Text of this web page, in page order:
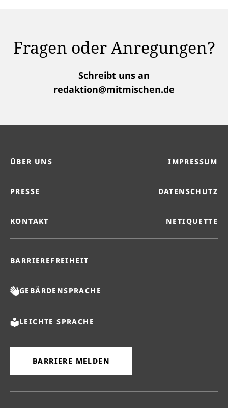
Fragen oder Anregungen?
Schreibt uns an
redaktion@mitmischen.de
ÜBER UNS IMPRESSUM
PRESSE DATENSCHUTZ
KONTAKT NETIQUETTE
BARRIEREFREIHEIT
GEBÄRDENSPRACHE
LEICHTE SPRACHE
BARRIERE MELDEN